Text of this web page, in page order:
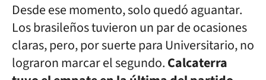
Desde ese momento, solo quedó aguantar.
Los brasileños tuvieron un par de ocasiones
claras, pero, por suerte para Universitario, no
lograron marcar el segundo.Calcaterra